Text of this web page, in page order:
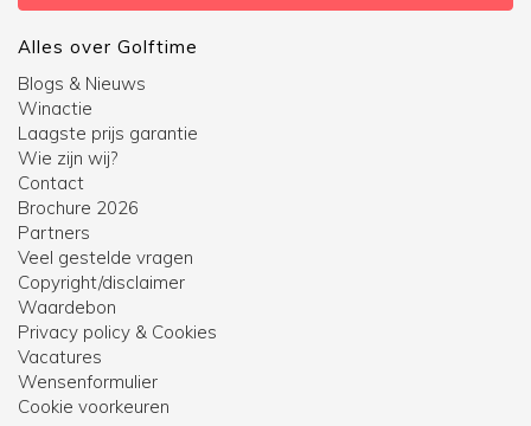
Alles over Golftime
Blogs & Nieuws
Winactie
Laagste prijs garantie
Wie zijn wij?
Contact
Brochure 2026
Partners
Veel gestelde vragen
Copyright/disclaimer
Waardebon
Privacy policy & Cookies
Vacatures
Wensenformulier
Cookie voorkeuren